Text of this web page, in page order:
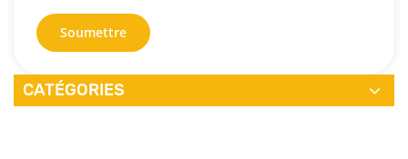
Soumettre
CATÉGORIES